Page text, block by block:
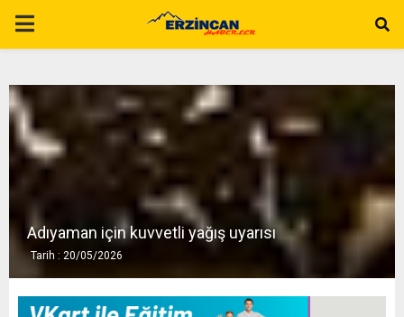
P
I
M
Adıyaman için kuvvetli yağış uyarısı
Tarih : 20/05/2026